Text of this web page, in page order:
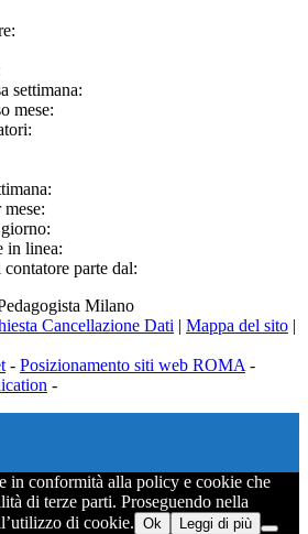
settimana:
mese:
in linea:
contatore parte dal:
Milano
Cancellazione Dati | Mappa del sito |
- Posizionamento siti web ROMA-
-
in conformità alla policy e cookie che
di terze parti. Proseguendo nella
di cookie. Ok Leggi di più